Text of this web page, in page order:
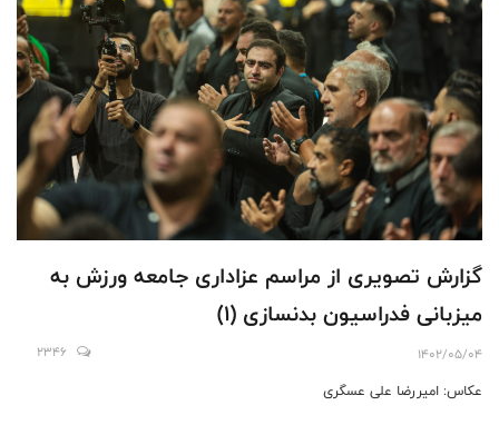
گزارش تصویری از مراسم عزاداری جامعه ورزش به
میزبانی فدراسیون بدنسازی (۱)
1402/05/04
2346
عکاس: امیررضا علی عسگری